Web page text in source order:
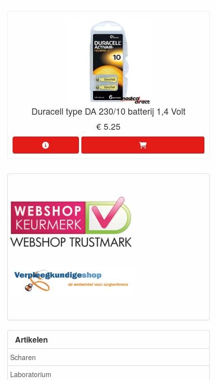
Artikelen
Scharen
Laboratorium
Duracell type DA 230/10 batterij 1,4 Volt
€ 5.25